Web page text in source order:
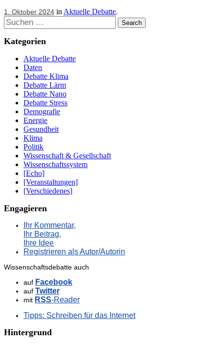
1. Oktober 2024 in Aktuelle Debatte.
Suchen
Kategorien
Aktuelle Debatte
Daten
Debatte Klima
Debatte Lärm
Debatte Nano
Debatte Stress
Demografie
Energie
Gesundheit
Klima
Politik
Wissenschaft & Gesellschaft
Wissenschaftssystem
[Echo]
[Veranstaltungen]
[Verschiedenes]
Engagieren
Ihr Kommentar,
Ihr Beitrag,
Ihre Idee
Registrieren als Autor/Autorin
Wissenschaftsdebatte auch
auf Facebook
auf Twitter
mit RSS-Reader
Tipps: Schreiben für das Internet
Hintergrund